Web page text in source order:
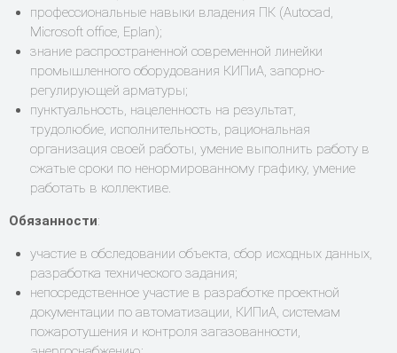
профессиональные навыки владения ПК (Autocad,
Microsoft office, Eplan);
знание распространенной современной линейки
промышленного оборудования КИПиА, запорно-
регулирующей арматуры;
пунктуальность, нацеленность на результат,
трудолюбие, исполнительность, рациональная
организация своей работы, умение выполнить работу в
сжатые сроки по ненормированному графику, умение
работать в коллективе.
Обязанности:
участие в обследовании объекта, сбор исходных данных,
разработка технического задания;
непосредственное участие в разработке проектной
документации по автоматизации, КИПиА, системам
пожаротушения и контроля загазованности,